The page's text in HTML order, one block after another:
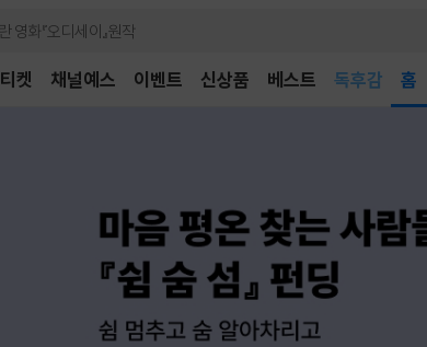
채널예스 이벤트 신상품 베스트
어린이
홈
티켓